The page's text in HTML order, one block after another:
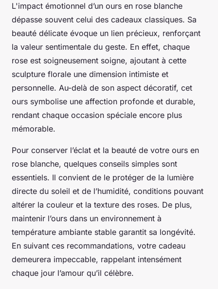
L'impact émotionnel d’un ours en rose blanche
dépasse souvent celui des cadeaux classiques. Sa
beauté délicate évoque un lien précieux, renforçant
la valeur sentimentale du geste. En effet, chaque
rose est soigneusement soigne, ajoutant à cette
sculpture florale une dimension intimiste et
personnelle. Au-delà de son aspect décoratif, cet
ours symbolise une affection profonde et durable,
rendant chaque occasion spéciale encore plus
mémorable.
Pour conserver l’éclat et la beauté de votre ours en
rose blanche, quelques conseils simples sont
essentiels. Il convient de le protéger de la lumière
directe du soleil et de l’humidité, conditions pouvant
altérer la couleur et la texture des roses. De plus,
maintenir l’ours dans un environnement à
température ambiante stable garantit sa longévité.
En suivant ces recommandations, votre cadeau
demeurera impeccable, rappelant intensément
chaque jour l’amour qu’il célèbre.